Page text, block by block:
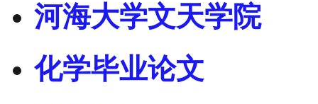
河海大学文天学院
化学毕业论文